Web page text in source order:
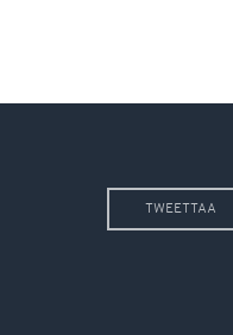
TWEETTAA